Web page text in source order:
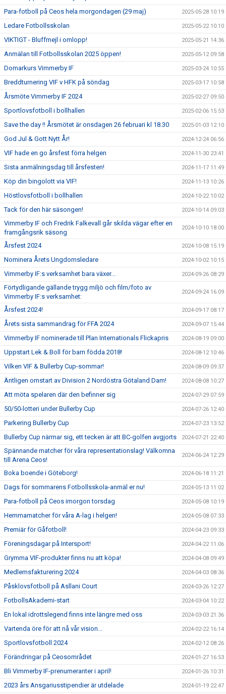
Para-fotboll på Ceos hela morgondagen (29 maj) 2025-05-28 10:19
Ledare Fotbollsskolan 2025-05-22 10:10
VIKTIGT - Bluffmejl i omlopp! 2025-05-21 14:36
Anmälan till Fotbollsskolan 2025 öppen! 2025-05-12 09:58
Domarkurs Vimmerby IF 2025-03-24 10:55
Breddturnering VIF v HFK på söndag 2025-03-17 10:58
Årsmöte Vimmerby IF 2024 2025-02-27 09:50
Sportlovsfotboll i bollhallen 2025-02-06 15:53
Save the day !! Årsmötet är onsdagen 26 februari kl 18.30 2025-01-03 12:10
God Jul & Gott Nytt År! 2024-12-24 06:56
VIF hade en go årsfest förra helgen 2024-11-30 23:41
Sista anmälningsdag till årsfesten! 2024-11-17 11:49
Köp din bingolott via VIF! 2024-11-13 10:26
Höstlovsfotboll i bollhallen 2024-10-22 10:02
Tack för den här säsongen! 2024-10-14 09:03
Vimmerby IF och Fredrik Falkevall går skilda vägar efter en
framgångsrik säsong
2024-10-10 18:00
Årsfest 2024 2024-10-08 15:19
Nominera Årets Ungdomsledare 2024-10-02 10:15
Vimmerby IF:s verksamhet bara växer... 2024-09-26 08:29
Förtydligande gällande trygg miljö och film/foto av
Vimmerby IF:s verksamhet:
2024-09-24 16:09
Årsfest 2024! 2024-09-17 08:17
Årets sista sammandrag för FFA 2024 2024-09-07 15:44
Vimmerby IF nominerade till Plan Internationals Flickapris 2024-08-19 09:00
Uppstart Lek & Boll för barn födda 2018! 2024-08-12 10:46
Vilken VIF & Bullerby Cup-sommar! 2024-08-09 09:37
Äntligen omstart av Division 2 Nordöstra Götaland Dam! 2024-08-08 10:27
Att möta spelaren där den befinner sig 2024-07-29 07:59
50/50-lotteri under Bullerby Cup 2024-07-26 12:40
Parkering Bullerby Cup 2024-07-23 13:52
Bullerby Cup närmar sig, ett tecken är att BC-golfen avgjorts 2024-07-21 22:40
Spännande matcher för våra representationslag! Välkomna
till Arena Ceos!
2024-06-24 12:29
Boka boende i Göteborg! 2024-06-18 11:21
Dags för sommarens Fotbollsskola-anmäl er nu! 2024-05-13 11:02
Para-fotboll på Ceos imorgon torsdag 2024-05-08 10:19
Hemmamatcher för våra A-lag i helgen! 2024-05-08 07:33
Premiär för Gåfotboll! 2024-04-23 09:33
Föreningsdagar på Intersport! 2024-04-22 11:06
Grymma VIF-produkter finns nu att köpa! 2024-04-08 09:49
Medlemsfakturering 2024 2024-04-03 08:36
Påsklovsfotboll på Asllani Court 2024-03-26 12:27
FotbollsAkademi-start 2024-03-04 10:22
En lokal idrottslegend finns inte längre med oss 2024-03-03 21:36
Vartenda öre för att nå vår vision... 2024-02-22 16:14
Sportlovsfotboll 2024 2024-02-12 08:26
Förändringar på Ceosområdet 2024-01-27 16:53
Bli Vimmerby IF-prenumeranter i april! 2024-01-26 10:31
2023 års Ansgariusstipendier är utdelade 2024-01-19 22:47